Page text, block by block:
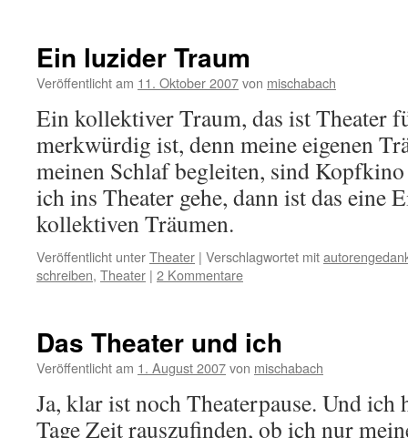
Ein luzider Traum
Veröffentlicht am 11. Oktober 2007von mischabach
Ein kollektiver Traum, das ist Theater
merkwürdig ist, denn meine eigenen
meinen Schlaf begleiten, sind
ich ins Theater gehe, dann ist das eine
kollektiven Träumen.
Veröffentlicht unterTheater | Verschlagwortet mit
schreiben, Theater | 2 Kommentare
Das Theater und ich
Veröffentlicht am 1. August 2007von mischabach
Ja, klar ist noch Theaterpause. Und ich
Tage Zeit rauszufinden, ob ich nur